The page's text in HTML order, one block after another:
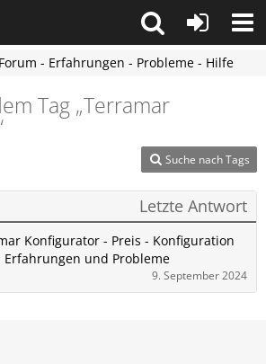
- Erfahrungen - Probleme - Hilfe
Tag „Terramar
Suche nach Tags
Letzte Antwort
Konfigurator - Preis - Konfiguration
Erfahrungen und Probleme
9. September 2024